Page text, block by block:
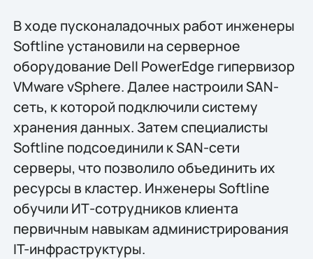
В ходе пусконаладочных работ инженеры
Softline установили на серверное
оборудование Dell PowerEdge гипервизор
VMware vSphere. Далее настроили SAN-
сеть, к которой подключили систему
хранения данных. Затем специалисты
Softline подсоединили к SAN-сети
серверы, что позволило объединить их
ресурсы в кластер. Инженеры Softline
обучили ИТ-сотрудников клиента
первичным навыкам администрирования
IT-инфраструктуры.